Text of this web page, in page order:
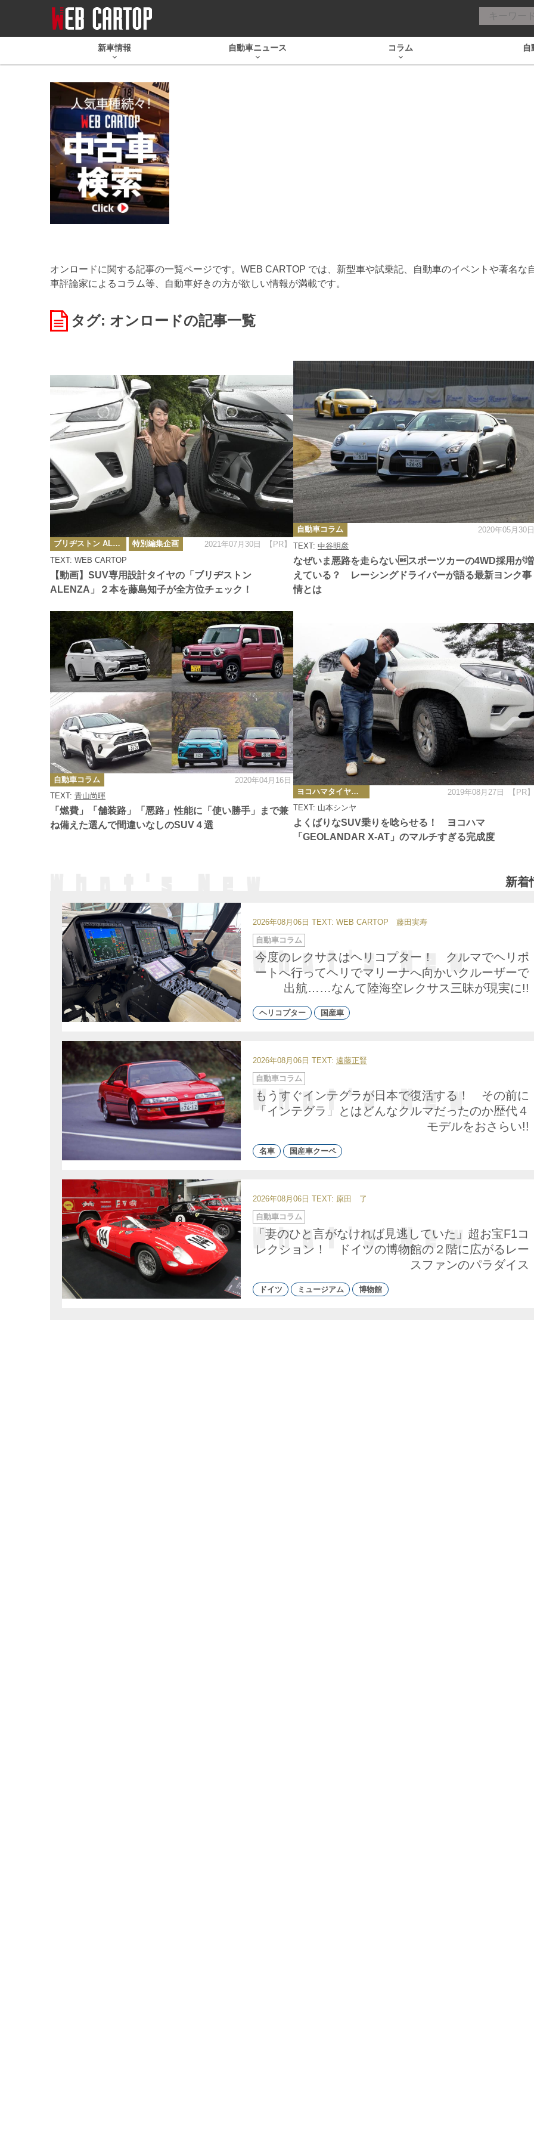
新車情報 自動車ニュース コラム 自
オンロードに関する記事の一覧ページです。WEB CARTOP では、新型車や試乗記、自動車のイベントや著名な
車評論家によるコラム等、自動車好きの方が欲しい情報が満載です。
タグ: オンロードの記事一覧
【動画】SUV専用設計タイヤの「ブリヂストン
ALENZA」２本を藤島知子が全方位チェック！
TEXT: WEB CARTOP
カ
テ
ゴ
リ
ー
ブリヂストン ALENZA LX100/001 ～ ブリヂストンのSUV専用設計タイヤをモータージャーナリストが乗り比べ 特別編集企画 2021年07月30日 【PR】
なぜいま悪路を走らないスポーツカーの4WD採用が増
えている？ レーシングドライバーが語る最新ヨンク事
情とは
TEXT: 中谷明彦
カ
テ
ゴ
リ
ー
自動車コラム 2020年05月30日
「燃費」「舗装路」「悪路」性能に「使い勝手」まで兼
ね備えた選んで間違いなしのSUV４選
TEXT: 青山尚暉
カ
テ
ゴ
リ
ー
自動車コラム 2020年04月16日
よくばりなSUV乗りを唸らせる！ ヨコハマ
「GEOLANDAR X-AT」のマルチすぎる完成度
TEXT: 山本シンヤ
カ
テ
ゴ
リ
ー
ヨコハマタイヤの圧倒的性能をリポート 2019年08月27日 【PR】
新着
2026年08月06日 TEXT: WEB CARTOP 藤田実寿
今度のレクサスはヘリコプター！ クルマでヘリポ
ートへ行ってヘリでマリーナへ向かいクルーザーで
出航……なんて陸海空レクサス三昧が現実に!!
カ
テ
ゴ
リ
自動車コラム
ヘリコプター 国産車
2026年08月06日 TEXT: 遠藤正賢
もうすぐインテグラが日本で復活する！ その前に
「インテグラ」とはどんなクルマだったのか歴代４
モデルをおさらい!!
カ
テ
ゴ
リ
ー
自動車コラム
名車 国産車クーペ
2026年08月06日 TEXT: 原田 了
「妻のひと言がなければ見逃していた」超お宝F1コ
レクション！ ドイツの博物館の２階に広がるレー
スファンのパラダイス
カ
テ
ゴ
自動車コラム
ドイツ ミュージアム 博物館